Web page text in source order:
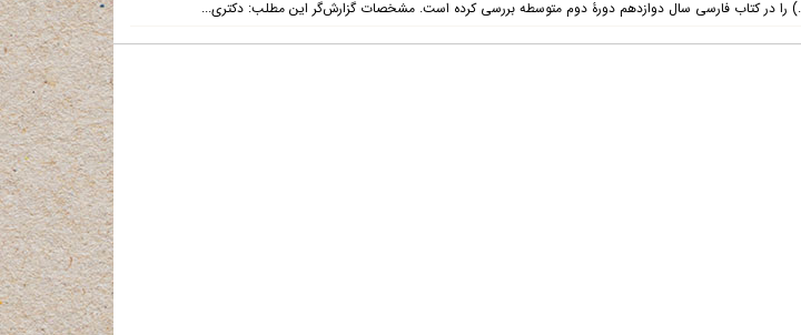
را در کتاب فارسی سال دوازدهم دورۀ دوم متوسطه بررسی کرده است. مشخصات گزارش‌گر این مطلب: دکتری...